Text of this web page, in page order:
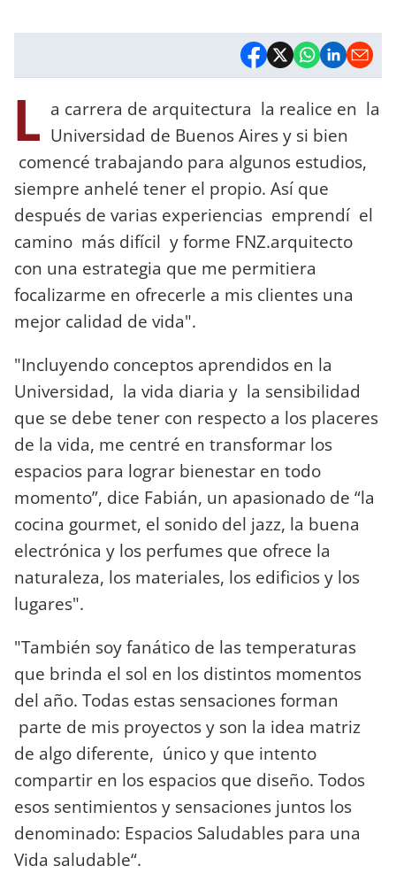
L a carrera de arquitectura la realice en la
Universidad de Buenos Aires y si bien
comencé trabajando para algunos estudios,
siempre anhelé tener el propio. Así que
después de varias experiencias emprendí el
camino más difícil y forme FNZ.arquitecto
con una estrategia que me permitiera
focalizarme en ofrecerle a mis clientes una
mejor calidad de vida".
"Incluyendo conceptos aprendidos en la
Universidad, la vida diaria y la sensibilidad
que se debe tener con respecto a los placeres
de la vida, me centré en transformar los
espacios para lograr bienestar en todo
momento”, dice Fabián, un apasionado de “la
cocina gourmet, el sonido del jazz, la buena
electrónica y los perfumes que ofrece la
naturaleza, los materiales, los edificios y los
lugares".
"También soy fanático de las temperaturas
que brinda el sol en los distintos momentos
del año. Todas estas sensaciones forman
parte de mis proyectos y son la idea matriz
de algo diferente, único y que intento
compartir en los espacios que diseño. Todos
esos sentimientos y sensaciones juntos los
denominado: Espacios Saludables para una
Vida saludable“.